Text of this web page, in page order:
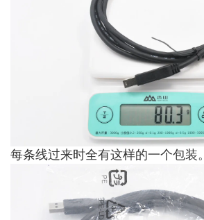
每条线过来时全有这样的一个包装。